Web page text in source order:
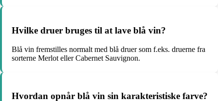
Hvilke druer bruges til at lave blå vin?
Blå vin fremstilles normalt med blå druer som f.eks. druerne fra
sorterne Merlot eller Cabernet Sauvignon.
Hvordan opnår blå vin sin karakteristiske farve?